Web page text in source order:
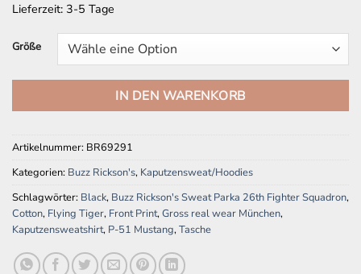
Lieferzeit: 3-5 Tage
Größe
IN DEN WARENKORB
Artikelnummer: BR69291
Kategorien: Buzz Rickson's, Kaputzensweat/Hoodies
Schlagwörter: Black, Buzz Rickson's Sweat Parka 26th Fighter Squadron,
Cotton, Flying Tiger, Front Print,Gross real wear München,
Kaputzensweatshirt, P-51 Mustang,Tasche